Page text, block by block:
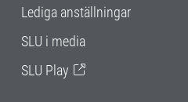
Lediga anställningar
SLU i media
SLU Play